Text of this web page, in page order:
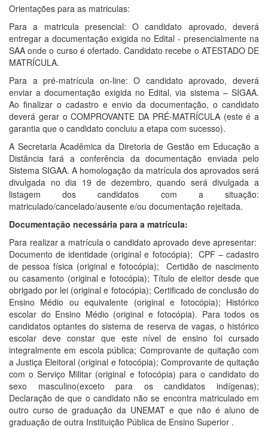
Orientações para as matriculas:
Para a matricula presencial: O candidato aprovado, deverá
entregar a documentação exigida no Edital - presencialmente na
SAA onde o curso é ofertado. Candidato recebe o ATESTADO DE
MATRÍCULA.
Para a pré-matrícula on-line: O candidato aprovado, deverá
enviar a documentação exigida no Edital, via sistema – SIGAA.
Ao finalizar o cadastro e envio da documentação, o candidato
deverá gerar o COMPROVANTE DA PRÉ-MATRÍCULA (este é a
garantia que o candidato concluiu a etapa com sucesso).
A Secretaria Acadêmica da Diretoria de Gestão em Educação a
Distância fará a conferência da documentação enviada pelo
Sistema SIGAA. A homologação da matrícula dos aprovados será
divulgada no dia 19 de dezembro, quando será divulgada a
listagem dos candidatos com a situação:
matriculado/cancelado/ausente e/ou documentação rejeitada.
Documentação necessária para a matrícula:
Para realizar a matrícula o candidato aprovado deve apresentar:
Documento de identidade (original e fotocópia); CPF – cadastro
de pessoa física (original e fotocópia); Certidão de nascimento
ou casamento (original e fotocópia); Título de eleitor desde que
obrigado por lei (original e fotocópia); Certificado de conclusão do
Ensino Médio ou equivalente (original e fotocópia); Histórico
escolar do Ensino Médio (original e fotocópia). Para todos os
candidatos optantes do sistema de reserva de vagas, o histórico
escolar deve constar que este nível de ensino foi cursado
integralmente em escola pública; Comprovante de quitação com
a Justiça Eleitoral (original e fotocópia); Comprovante de quitação
com o Serviço Militar (original e fotocópia) para o candidato do
sexo masculino(exceto para os candidatos indígenas);
Declaração de que o candidato não se encontra matriculado em
outro curso de graduação da UNEMAT e que não é aluno de
graduação de outra Instituição Pública de Ensino Superior .